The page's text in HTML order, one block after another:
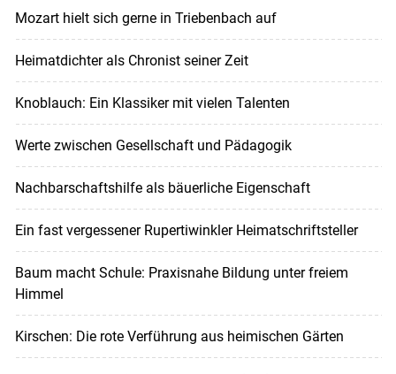
Mozart hielt sich gerne in Triebenbach auf
Heimatdichter als Chronist seiner Zeit
Knoblauch: Ein Klassiker mit vielen Talenten
Werte zwischen Gesellschaft und Pädagogik
Nachbarschaftshilfe als bäuerliche Eigenschaft
Ein fast vergessener Rupertiwinkler Heimatschriftsteller
Baum macht Schule: Praxisnahe Bildung unter freiem
Himmel
Kirschen: Die rote Verführung aus heimischen Gärten